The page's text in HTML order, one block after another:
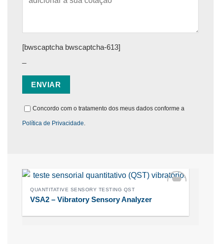
[bwscaptcha bwscaptcha-613]
Concordo com o tratamento dos meus dados conforme a
Política de Privacidade.
meus
QUANTITATIVE SENSORY TESTING QST
VSA2 – Vibratory Sensory Analyzer